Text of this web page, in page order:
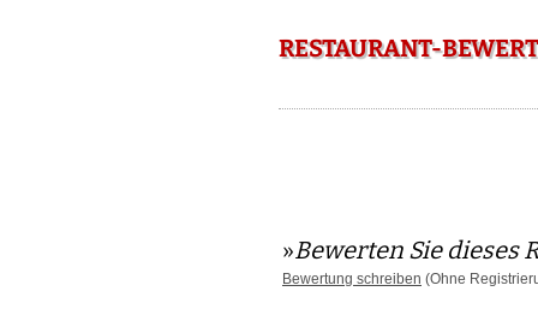
RESTAURANT-
»Bewerten Sie dieses
Bewertung schreiben (Ohne